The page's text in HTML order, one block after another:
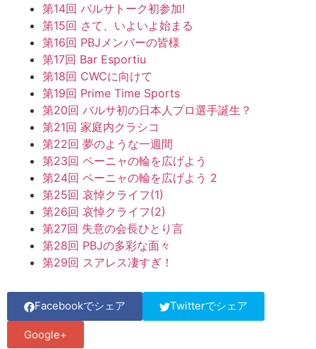
第14回 バルサトーク初参加!
第15回 さて、いよいよ始まる
第16回 PBJメンバーの皆様
第17回 Bar Esportiu
第18回 CWCに向けて
第19回 Prime Time Sports
第20回 バルサ初の日本人プロ選手誕生？
第21回 家庭内クラシコ
第22回 夢のような一週間
第23回 ペーニャの輪を広げよう
第24回 ペーニャの輪を広げよう 2
第25回 哀悼クライフ(1)
第26回 哀悼クライフ(2)
第27回 失意の会長ひとり言
第28回 PBJの多彩な面々
第29回 スアレス凄すぎ！
Facebookでシェア Twitterでシェア
Google+